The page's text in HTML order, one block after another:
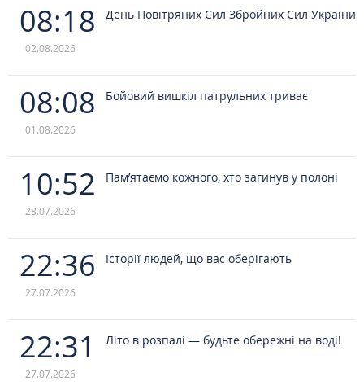
08:18
02.08.2026
День Повітряних Сил Збройних Сил України
08:08
01.08.2026
Бойовий вишкіл патрульних триває
10:52
28.07.2026
Пам’ятаємо кожного, хто загинув у полоні
22:36
27.07.2026
Історії людей, що вас оберігають
22:31
27.07.2026
Літо в розпалі — будьте обережні на воді!